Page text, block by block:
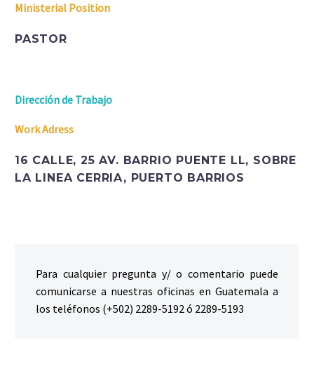
Ministerial Position
PASTOR
Dirección de Trabajo
Work Adress
16 CALLE, 25 AV. BARRIO PUENTE LL, SOBRE
LA LINEA CERRIA, PUERTO BARRIOS
Para cualquier pregunta y/ o comentario puede
comunicarse a nuestras oficinas en Guatemala a
los teléfonos (+502) 2289-5192 ó 2289-5193